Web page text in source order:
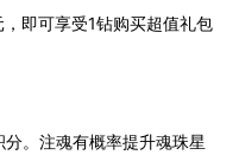
即可享受1钻购买超值礼包
。注魂有概率提升魂珠星